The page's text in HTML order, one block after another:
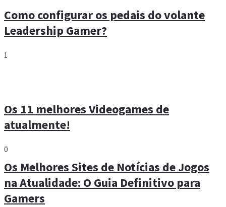
Como configurar os pedais do volante
Leadership Gamer?
1
Os 11 melhores Videogames de
atualmente!
0
Os Melhores Sites de Notícias de Jogos
na Atualidade: O Guia Definitivo para
Gamers